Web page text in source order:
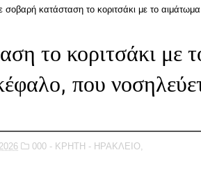
σοβαρή κατάσταση το κοριτσάκι με το
το κοριτσάκι με
που
000 - ΚΡΗΤΗ - ΗΡΑΚΛΕΙΟ,